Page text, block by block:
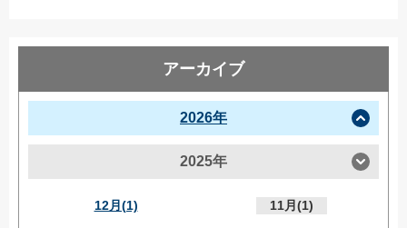
アーカイブ
2026年
2025年
12月(1) 11月(1)